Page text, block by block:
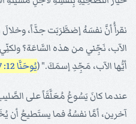
نقرأُ أنَّ نفسَهُ إضطَّرَبَت جدَّاً، وخلالَ
الآب، نَجِّني من هذه السَّاعَة؟
أيُّها الآب، مَجِّدِ إسمَكَ." (يُوحَنَّا 12: 27، 28
عندما كانَ يَسُوعُ مُعَلَّقَاً على
آخرين، أمَّا نفسُهُ فما يستَطيعُ أن